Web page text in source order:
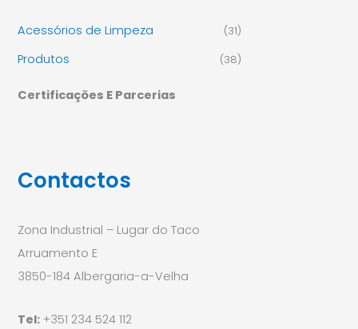
Acessórios de Limpeza (31)
Produtos (38)
Certificações E Parcerias
Contactos
Zona Industrial – Lugar do Taco
Arruamento E
3850-184 Albergaria-a-Velha
Tel: +351 234 524 112